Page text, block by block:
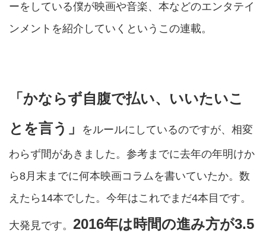
ーをしている僕が映画や音楽、本などのエンタテイ
ンメントを紹介していくというこの連載。
「かならず自腹で払い、いいたいこ
とを言う」
をルールにしているのですが、相変
わらず間があきました。参考までに去年の年明けか
ら8月末までに何本映画コラムを書いていたか。数
えたら14本でした。今年はこれでまだ4本目です。
大発見です。 2016年は時間の進み方が3.5